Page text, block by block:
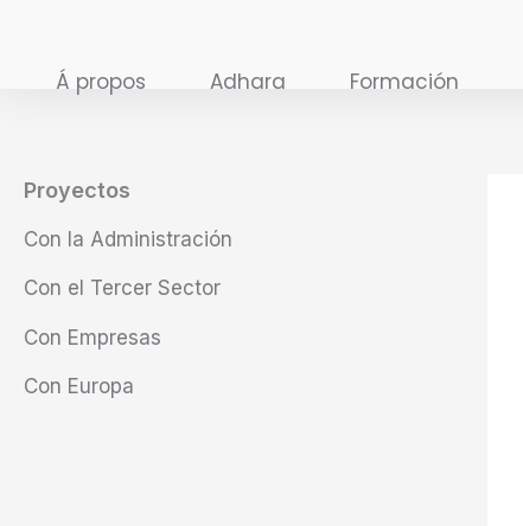
contenidoÁ propos Adhara Formación
Proyectos
Con la Administración
Con el Tercer Sector
Con Empresas
Con Europa